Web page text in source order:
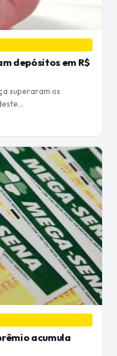
depósitos em R$
superaram os
acumula